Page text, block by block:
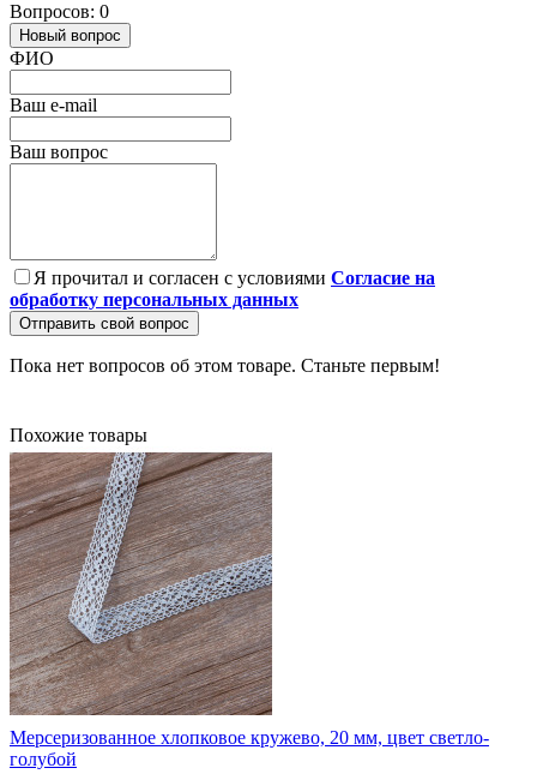
Вопросов: 0
Новый вопрос
ФИО
Ваш e-mail
Ваш вопрос
Я прочитал и согласен с условиями Согласие на
обработку персональных данных
Отправить свой вопрос
Пока нет вопросов об этом товаре. Станьте первым!
Похожие товары
Мерсеризованное хлопковое кружево, 20 мм, цвет светло-
голубой